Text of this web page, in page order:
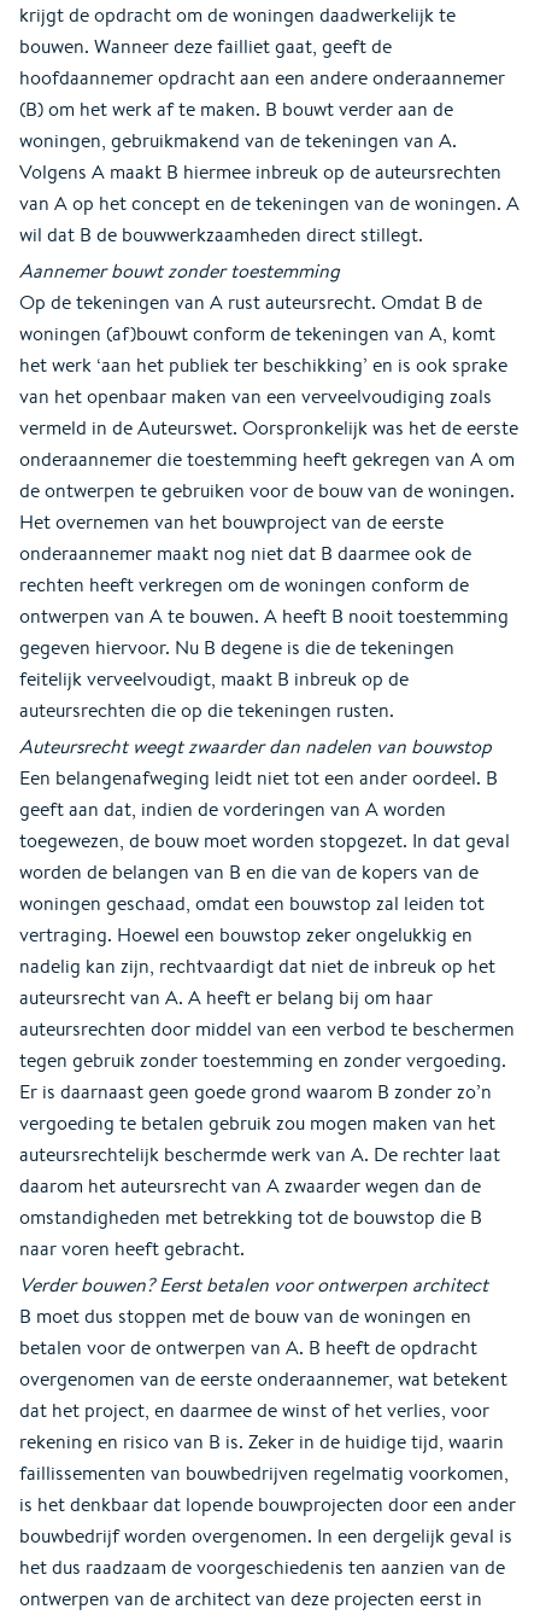
krijgt de opdracht om de woningen daadwerkelijk te
bouwen. Wanneer deze failliet gaat, geeft de
hoofdaannemer opdracht aan een andere onderaannemer
(B) om het werk af te maken. B bouwt verder aan de
woningen, gebruikmakend van de tekeningen van A.
Volgens A maakt B hiermee inbreuk op de auteursrechten
van A op het concept en de tekeningen van de woningen. A
wil dat B de bouwwerkzaamheden direct stillegt.
Aannemer bouwt zonder toestemming
Op de tekeningen van A rust auteursrecht. Omdat B de
woningen (af)bouwt conform de tekeningen van A, komt
het werk ‘aan het publiek ter beschikking’ en is ook sprake
van het openbaar maken van een verveelvoudiging zoals
vermeld in de Auteurswet. Oorspronkelijk was het de eerste
onderaannemer die toestemming heeft gekregen van A om
de ontwerpen te gebruiken voor de bouw van de woningen.
Het overnemen van het bouwproject van de eerste
onderaannemer maakt nog niet dat B daarmee ook de
rechten heeft verkregen om de woningen conform de
ontwerpen van A te bouwen. A heeft B nooit toestemming
gegeven hiervoor. Nu B degene is die de tekeningen
feitelijk verveelvoudigt, maakt B inbreuk op de
auteursrechten die op die tekeningen rusten.
Auteursrecht weegt zwaarder dan nadelen van bouwstop
Een belangenafweging leidt niet tot een ander oordeel. B
geeft aan dat, indien de vorderingen van A worden
toegewezen, de bouw moet worden stopgezet. In dat geval
worden de belangen van B en die van de kopers van de
woningen geschaad, omdat een bouwstop zal leiden tot
vertraging. Hoewel een bouwstop zeker ongelukkig en
nadelig kan zijn, rechtvaardigt dat niet de inbreuk op het
auteursrecht van A. A heeft er belang bij om haar
auteursrechten door middel van een verbod te beschermen
tegen gebruik zonder toestemming en zonder vergoeding.
Er is daarnaast geen goede grond waarom B zonder zo’n
vergoeding te betalen gebruik zou mogen maken van het
auteursrechtelijk beschermde werk van A. De rechter laat
daarom het auteursrecht van A zwaarder wegen dan de
omstandigheden met betrekking tot de bouwstop die B
naar voren heeft gebracht.
Verder bouwen? Eerst betalen voor ontwerpen architect
B moet dus stoppen met de bouw van de woningen en
betalen voor de ontwerpen van A. B heeft de opdracht
overgenomen van de eerste onderaannemer, wat betekent
dat het project, en daarmee de winst of het verlies, voor
rekening en risico van B is. Zeker in de huidige tijd, waarin
faillissementen van bouwbedrijven regelmatig voorkomen,
is het denkbaar dat lopende bouwprojecten door een ander
bouwbedrijf worden overgenomen. In een dergelijk geval is
het dus raadzaam de voorgeschiedenis ten aanzien van de
ontwerpen van de architect van deze projecten eerst in